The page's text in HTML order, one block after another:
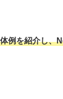
例を紹介し、